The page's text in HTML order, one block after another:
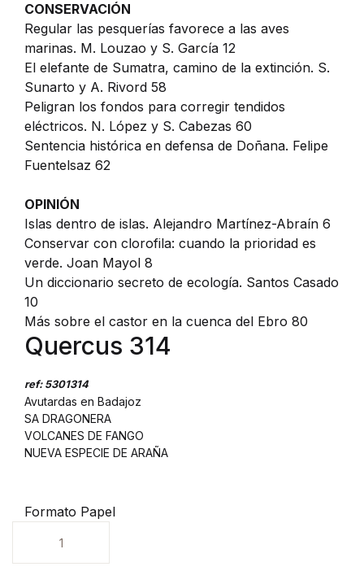
CONSERVACIÓN
Regular las pesquerías favorece a las aves
marinas. M. Louzao y S. García 12
El elefante de Sumatra, camino de la extinción. S.
Sunarto y A. Rivord 58
Peligran los fondos para corregir tendidos
eléctricos. N. López y S. Cabezas 60
Sentencia histórica en defensa de Doñana. Felipe
Fuentelsaz 62
OPINIÓN
Islas dentro de islas. Alejandro Martínez-Abraín 6
Conservar con clorofila: cuando la prioridad es
verde. Joan Mayol 8
Un diccionario secreto de ecología. Santos Casado
10
Más sobre el castor en la cuenca del Ebro 80
Quercus 314
ref: 5301314
Avutardas en Badajoz
SA DRAGONERA
VOLCANES DE FANGO
NUEVA ESPECIE DE ARAÑA
Formato Papel
Unidades